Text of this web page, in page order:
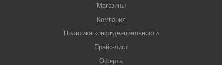
Магазины
Компания
Политика конфиденциальности
Прайс-лист
Оферта